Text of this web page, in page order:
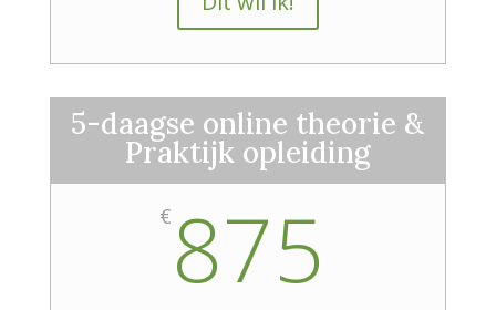
5-daagse online theorie &
Praktijk opleiding
€ 875